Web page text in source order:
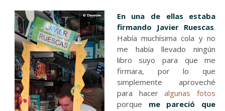
En una de ellas estaba
firmando Javier Ruescas.
Había muchísima cola y no
me había llevado ningún
libro suyo para que me
firmara, por lo que
simplemente aproveché
para haceralgunas fotos
porque me pareció que